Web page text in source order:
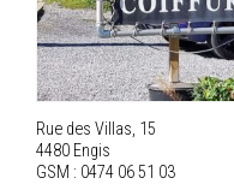
Rue des Villas, 15
4480 Engis
GSM : 0474 06 51 03